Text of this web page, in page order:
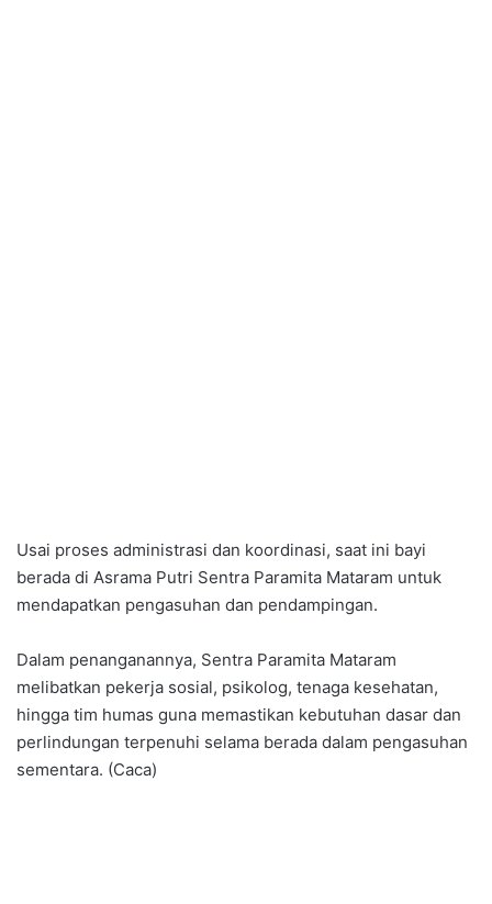
Usai proses administrasi dan koordinasi, saat ini bayi
berada di Asrama Putri Sentra Paramita Mataram untuk
mendapatkan pengasuhan dan pendampingan.
Dalam penanganannya, Sentra Paramita Mataram
melibatkan pekerja sosial, psikolog, tenaga kesehatan,
hingga tim humas guna memastikan kebutuhan dasar dan
perlindungan terpenuhi selama berada dalam pengasuhan
sementara. (Caca)